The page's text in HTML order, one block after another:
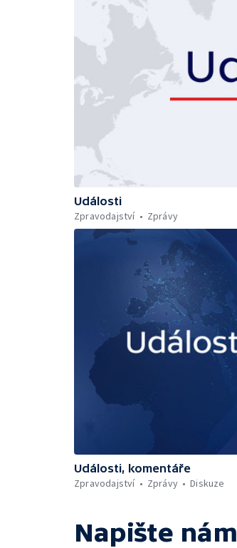
Události
Zpravodajství
Zprávy
Události, komentáře
Zpravodajství
Zprávy Diskuze
Napište nám